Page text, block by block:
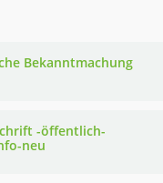
Bekanntmachung
-öffentlich-
neu